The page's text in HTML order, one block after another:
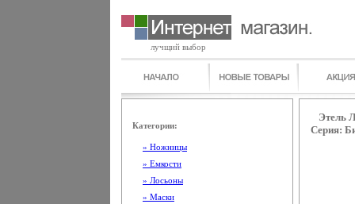
лучщий выбор
Категории:
» Ножницы
» Емкости
» Лосьоны
» Маски
Этель
Серия: